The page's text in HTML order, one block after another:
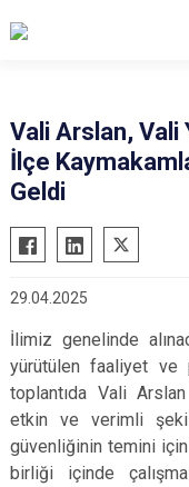
Vali Arslan, Vali
İlçe
Geldi
29.04.2025
İlimiz genelinde
yürütülen faaliyet ve
toplantıda Vali
etkin ve verimli
güvenliğinin temini için
birliği içinde